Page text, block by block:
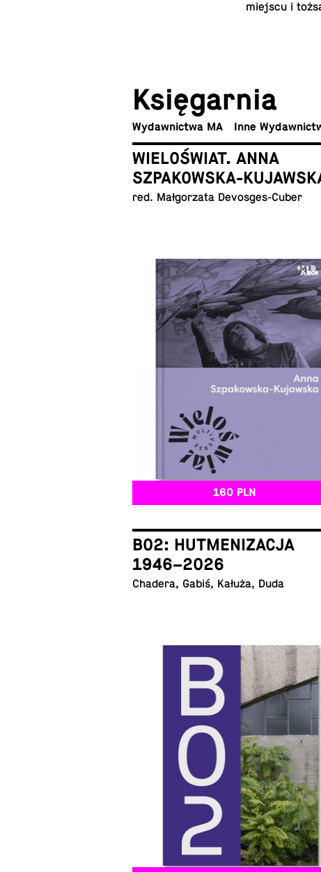
miejscu i
Księ­gar­nia
Wy­daw­nic­twa MA Inne
WIELOŚWIAT. ANNA
SZPAKOWSKA-
red. Mał­go­rza­ta Devosges-Cuber
160 PLN
B02: HUTMENIZACJA
1946–2026
Chadera, Gabiś, Kałuża, Duda